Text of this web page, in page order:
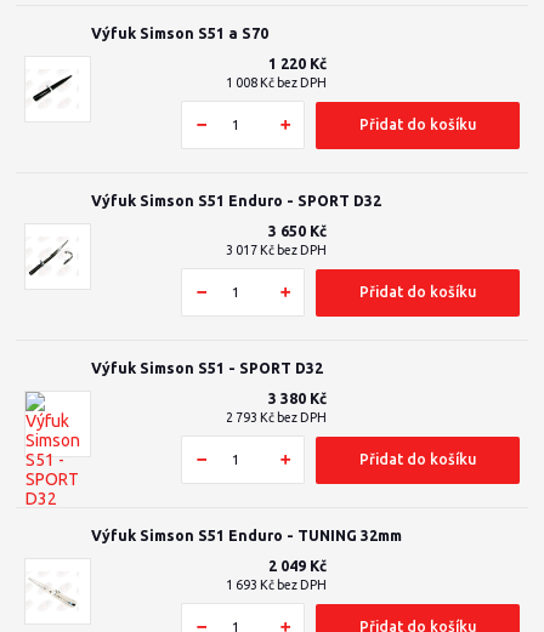
Výfuk Simson S51 a S70
1 220 Kč
1 008 Kč bez DPH
Přidat do košíku
Výfuk Simson S51 Enduro - SPORT D32
3 650 Kč
3 017 Kč bez DPH
Přidat do košíku
Výfuk Simson S51 - SPORT D32
3 380 Kč
2 793 Kč bez DPH
Přidat do košíku
Výfuk Simson S51 Enduro - TUNING 32mm
2 049 Kč
1 693 Kč bez DPH
Přidat do košíku